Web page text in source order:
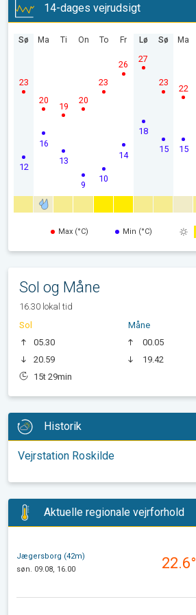
14-dages vejrudsigt
Sø
12
23
Ma
16
20
Ti
13
19
On
9
20
To
10
23
Fr
14
26
Lø
18
27
Sø
15
23
Ma
15
22
Max (°C) Min (°C)
Sol og Måne
16.30 lokal tid
Sol
05.30
20.59
15t 29min
Måne
00.05
19.42
Historik
Vejrstation Roskilde
Aktuelle regionale vejrforhold
Jægersborg (42m)
søn. 09.08, 16.00
22.6°